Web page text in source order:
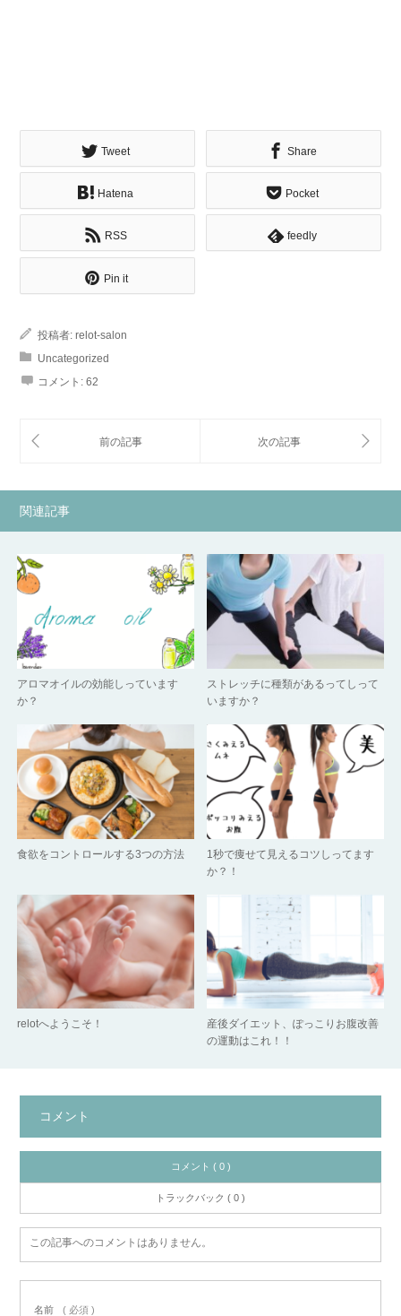
Tweet Share
Hatena Pocket
RSS feedly
Pin it
投稿者: relot-salon
Uncategorized
コメント: 62
関連記事
アロマオイルの効能しっています
か？
ストレッチに種類があるってしって
いますか？
食欲をコントロールする3つの方法
1秒で痩せて見えるコツしってます
か？！
relotへようこそ！
産後ダイエット、ぽっこりお腹改善
の運動はこれ！！
コメント
コメント ( 0 )
トラックバック ( 0 )
この記事へのコメントはありません。
名前 ( 必須 )